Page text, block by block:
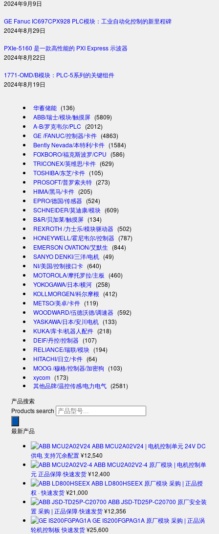
2024年9月9日
GE Fanuc IC697CPX928 PLC模块：工业自动化控制的新里程碑
2024年8月29日
PXIe-5160 是一款高性能的 PXI Express 示波器
2024年8月22日
1771-OMD/B模块：PLC-5系列的关键组件
2024年8月19日
华蓄储能 (136)
ABB/瑞士/模块/触摸屏 (5809)
A-B/罗克韦尔/PLC (2012)
GE /FANUC/控制器/卡件 (4863)
Bently Nevada/本特利/卡件 (1584)
FOXBORO/福克斯波罗/CPU (586)
TRICONEX/英维思/卡件 (629)
TOSHIBA/东芝/卡件 (105)
PROSOFT/普罗索夫特 (273)
HIMA/黑马/卡件 (205)
EPRO/德国/传感器 (524)
SCHNEIDER/莫迪康/模块 (609)
B&R/贝加莱/触摸屏 (134)
REXROTH /力士乐/模块驱动器 (502)
HONEYWELL/霍尼韦尔/控制器 (787)
EMERSON OVATION/艾默生 (844)
SANYO DENKI/三洋/电机 (49)
NI/美国/控制接口卡 (640)
MOTOROLA/摩托罗拉/主板 (460)
YOKOGAWA/日本/横河 (258)
KOLLMORGEN/科尔摩根 (412)
METSO/美卓/卡件 (119)
WOODWARD/伍德沃德/调速器 (592)
YASKAWA/日本/安川电机 (133)
KUKA/库卡/机器人配件 (218)
DEIF/丹控/控制器 (107)
RELIANCE/瑞联/模块 (194)
HITACHI/日立/卡件 (64)
MOOG /穆格/控制器/加密狗 (103)
xycom (173)
其他品牌/温控传感/电力电气 (2581)
产品搜索
Products search
最新产品
ABB MCU2A02V24 | 电机控制单元 24V DC
供电 支持冗余配置¥12,540
ABB MCU2A02V2-4 原厂模块 | 电机控制单
元 正品保障·快速发货¥12,400
ABB LD800HSEEX 原厂模块 采购 | 正品授
权 · 快速发货¥21,000
ABB JSD-TD25P-C20700 原厂安全装
置 采购 | 正品保障·快速发货¥12,356
GE IS200FGPAG1A 原厂模块 采购 | 正品涡
轮机控制板 快速发货¥25,600